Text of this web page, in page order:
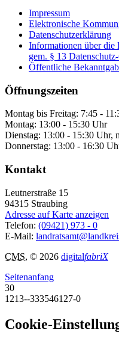
Impressum
Elektronische
Datenschutzerklärung
Informationen über die
gem. § 13
Öffentliche
Öffnungszeiten
Montag bis Freitag: 7:45 -
Montag: 13:00 - 15:30 Uhr
Dienstag: 13:00 - 15:30 Uhr,
Donnerstag: 13:00 - 16:30
Kontakt
Leutnerstraße 15
94315 Straubing
Adresse auf Karte anzeigen
Telefon: (09421) 973 - 0
E-Mail:
CMS, © 2026 digitalfabriX
Seitenanfang
30
1213--333546127-0
Cookie-